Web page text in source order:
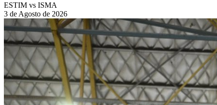
ESTIM vs ISMA
3 de Agosto de 2026